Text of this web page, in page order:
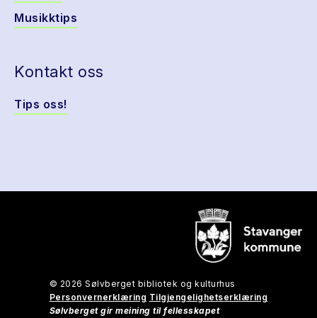
Musikktips
Kontakt oss
Tips oss!
© 2026 Sølvberget bibliotek og kulturhus
Personvernerklæring Tilgjengelighetserklæring
Sølvberget gir meining til fellesskapet